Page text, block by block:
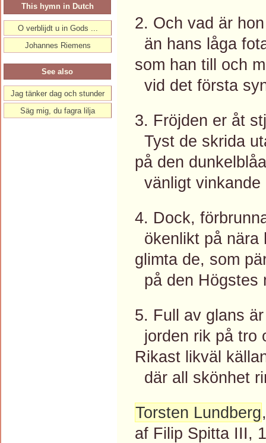
2. Och vad är
än hans låga
som han till och
vid det första
3. Fröjden er åt
Tyst de skrida
på den
vänligt vinkande
4. Dock,
ökenlikt på nära
glimta de, som
på den Högstes
5. Full av glans
jorden rik på tro
Rikast likväl
där all skönhet
Torsten Lundberg
af Filip Spitta III,
This hymn in Dutch
O verblijdt u in Gods ...
Johannes Riemens
See also
Jag tänker dag och stunder
Säg mig, du fagra lilja